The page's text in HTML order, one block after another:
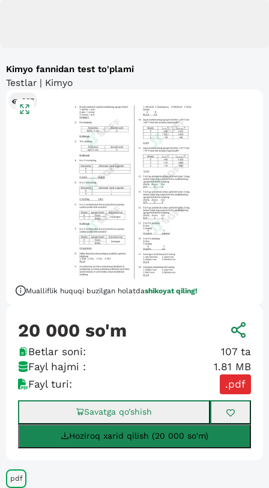
Kimyo fannidan test to'plami
Testlar | Kimyo
337
Mualliflik huquqi buzilgan holatdashikoyat qiling!
20 000 so'm
Betlar soni: 107 ta
Fayl hajmi :
1.81 MB
Fayl turi:
.pdf
Savatga qo’shish
Hoziroq xarid qilish (20 000 so'm)
pdf